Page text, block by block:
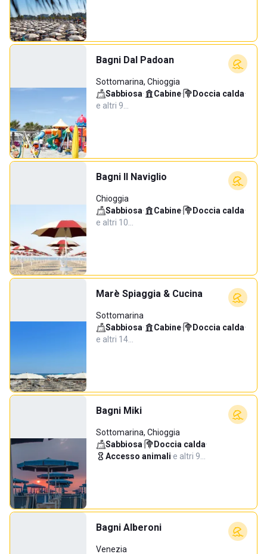
Bagni Dal Padoan
Sottomarina, Chioggia
Sabbiosa· Cabine· Doccia calda·
e altri 9…
Bagni Il Naviglio
Chioggia
Sabbiosa· Cabine· Doccia calda·
e altri 10…
Marè Spiaggia & Cucina
Sottomarina
Sabbiosa· Cabine· Doccia calda·
e altri 14…
Bagni Miki
Sottomarina, Chioggia
Sabbiosa· Doccia calda·
Accesso animali·e altri 9…
Bagni Alberoni
Venezia